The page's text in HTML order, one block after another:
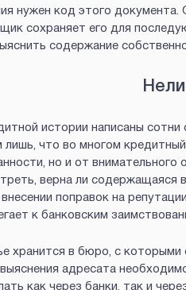
нужен код этого документа.
сохраняет его для
содержание
истории написаны
что во многом
но и от
верна ли содержащаяся
поправок на
к банковским
хранится в бюро, с
адресата
как через банки, так и